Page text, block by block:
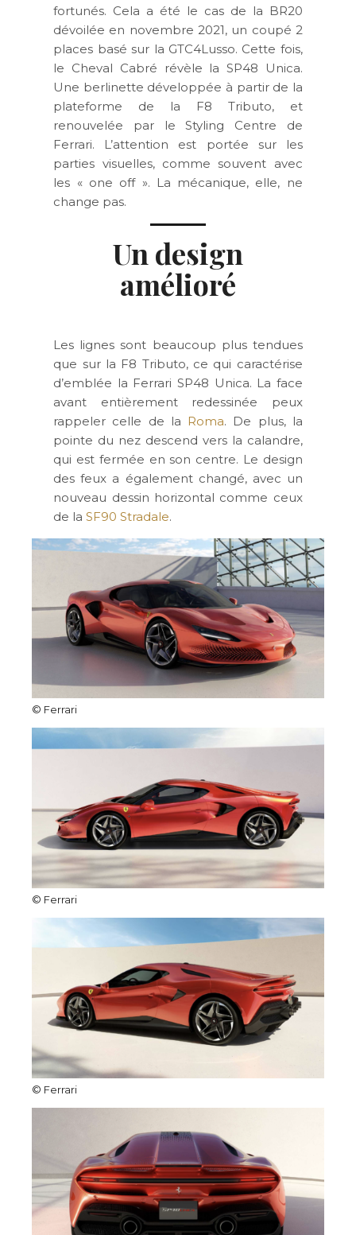
fortunés. Cela a été le cas de la BR20
dévoilée en novembre 2021, un coupé 2
places basé sur la GTC4Lusso. Cette fois,
le Cheval Cabré révèle la SP48 Unica.
Une berlinette développée à partir de la
plateforme de la F8 Tributo, et
renouvelée par le Styling Centre de
Ferrari. L’attention est portée sur les
parties visuelles, comme souvent avec
les « one off ». La mécanique, elle, ne
change pas.
Un design
amélioré
Les lignes sont beaucoup plus tendues
que sur la F8 Tributo, ce qui caractérise
d’emblée la Ferrari SP48 Unica. La face
avant entièrement redessinée peux
rappeler celle de la Roma. De plus, la
pointe du nez descend vers la calandre,
qui est fermée en son centre. Le design
des feux a également changé, avec un
nouveau dessin horizontal comme ceux
de laSF90 Stradale.
© Ferrari
© Ferrari
© Ferrari